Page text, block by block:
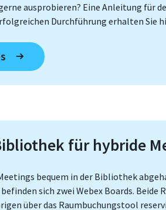
ausprobieren? Eine Anleitung für
Durchführung erhalten Sie
für hybride
bequem in der Bibliothek
sich zwei Webex Boards. Beide
über das Raumbuchungstool